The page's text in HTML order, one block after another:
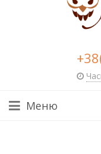
Меню